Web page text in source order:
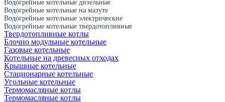
Водогрейные котельные дизельные
Водогрейные котельные на мазуте
Водогрейные котельные электрические
Водогрейные котельные твердотопливные
Твердотопливные котлы
Блочно модульные котельные
Газовые котельные
Котельные на древесных отходах
Крышные котельные
Стационарные котельные
Угольные котельные
Термомасляные котлы
Термомасляные котлы